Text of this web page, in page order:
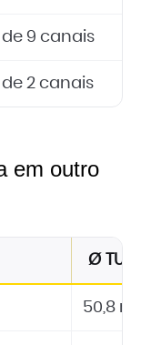
9 canais
2 canais
em outro
Ø
50,8